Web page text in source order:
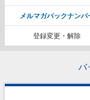
メルマガバックナンバ
登録変更・解除
バ